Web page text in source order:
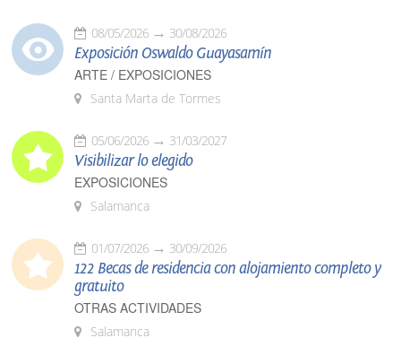
08/05/2026 30/08/2026
Exposición Oswaldo Guayasamín
ARTE / EXPOSICIONES
Santa Marta de Tormes
05/06/2026 31/03/2027
Visibilizar lo elegido
EXPOSICIONES
Salamanca
01/07/2026 30/09/2026
122 Becas de residencia con alojamiento completo y
gratuito
OTRAS ACTIVIDADES
Salamanca